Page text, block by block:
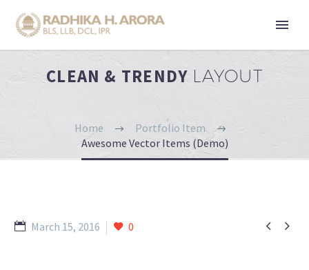
CLEAN & TRENDY LAYOUT
Home
Portfolio Item
Awesome Vector Items (Demo)
 
March 15, 2016 0